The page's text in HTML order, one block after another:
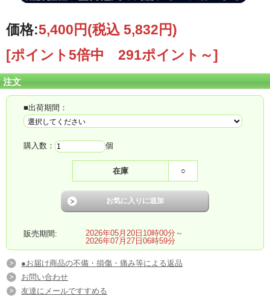
価格:5,400円(税込 5,832円)
[ポイント5倍中 291ポイント～]
注文
■出荷期間：
購入数： 個
在庫 ○
販売期間:
2026年05月20日10時00分～
2026年07月27日06時59分
●お届け商品の不備・損傷・痛み等による返品
お問い合わせ
友達にメールですすめる